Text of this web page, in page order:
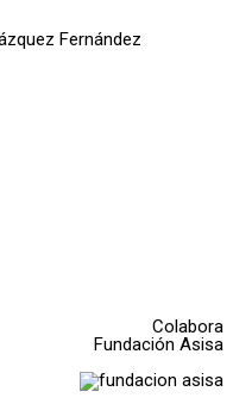
Fernández
Colabora
Fundación Asisa